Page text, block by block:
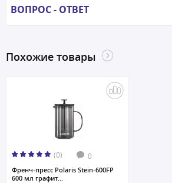
ВОПРОС - ОТВЕТ
Похожие товары
(0) 0
Френч-пресс Polaris Stein-600FP
600 мл графит...